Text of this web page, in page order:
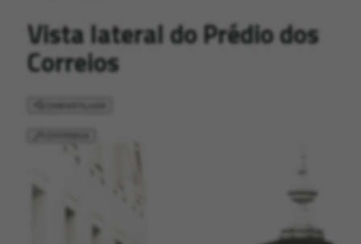
Vista lateral do Prédio dos
Correios